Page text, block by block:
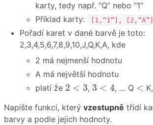
karty, tedy např. “Q” nebo “1”
Příklad karty:
[1,“1”],
Pořadí karet v dané barvě je toto:
2,3,4,5,6,7,8,9,10,J,Q,K,A, kde
2 má nejmenší hodnotu
A má největší hodnotu
platí že 2 < 3
2 <3 , 3 < 4
3 <4 , … Q <
<
Napište funkci, který vzestupně třídí
barvy a podle jejich hodnoty.